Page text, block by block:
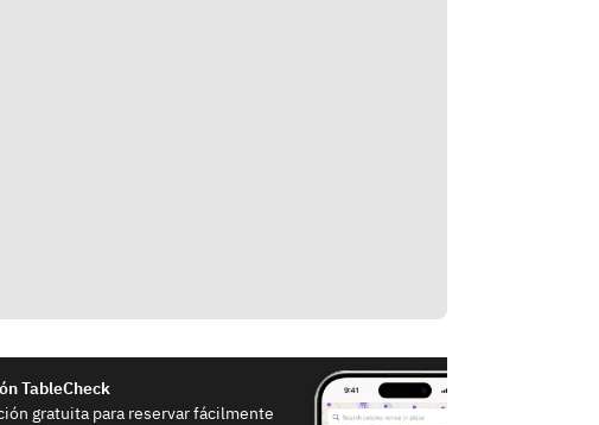
TableCheck
gratuita para reservar fácilmente